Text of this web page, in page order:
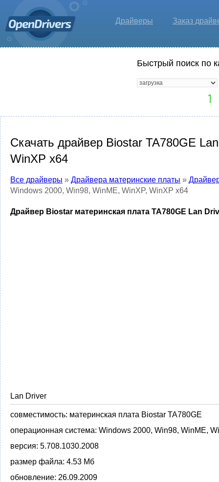
Драйверы Заказ
Быстрый поиск по
Скачать драйвер Biostar TA780GE
WinXP x64
Все драйверы » Драйвера материнские платы »
Windows 2000, Win98, WinME, WinXP, WinXP x64
Драйвер Biostar материнская плата TA780GE Lan
Lan Driver
совместимость: материнская плата Biostar TA780GE
операционная система: Windows 2000, Win98, WinME,
версия: 5.708.1030.2008
размер файла: 4.53 Мб
обновление: 26.09.2009